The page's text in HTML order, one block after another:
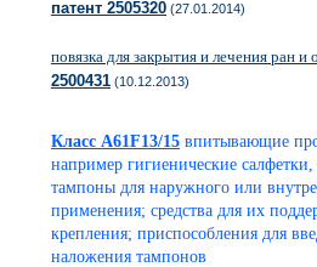
патент 2505320 (27.01.2014)
повязка для закрытия и лечения ран и
2500431 (10.12.2013)
Класс A61F13/15 впитывающие
например гигиенические
тампоны для наружного или
применения; средства для их
крепления; приспособления для
наложения тампонов